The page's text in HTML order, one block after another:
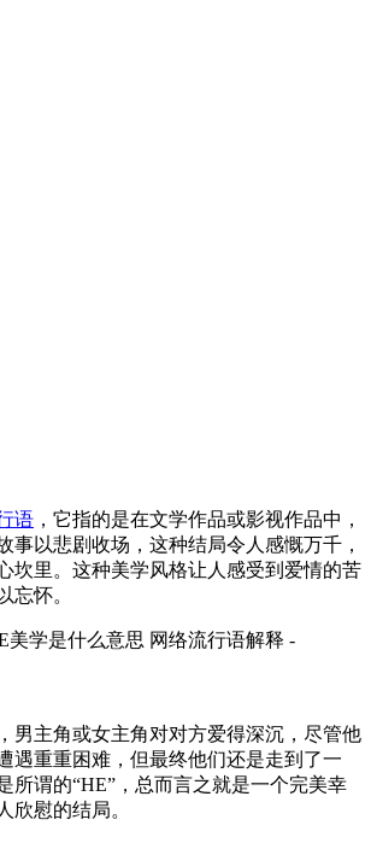
语 ，它指的是在文学作品或影视作品中，
事以悲剧收场，这种结局令人感慨万千，
坎里。这种美学风格让人感受到爱情的苦
忘怀。
男主角或女主角对对方爱得深沉，尽管他
遇重重困难，但最终他们还是走到了一
所谓的“HE”，总而言之就是一个完美幸
欣慰的结局。